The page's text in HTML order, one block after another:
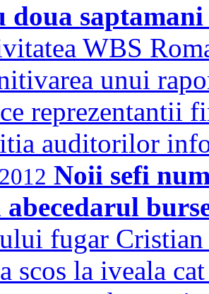
doua
WBS
unui
reprezentantii
auditorilor
Noii sefi
fugar
scos la iveala